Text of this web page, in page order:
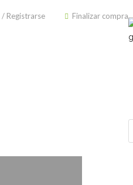
/ Registrarse Finalizar compra